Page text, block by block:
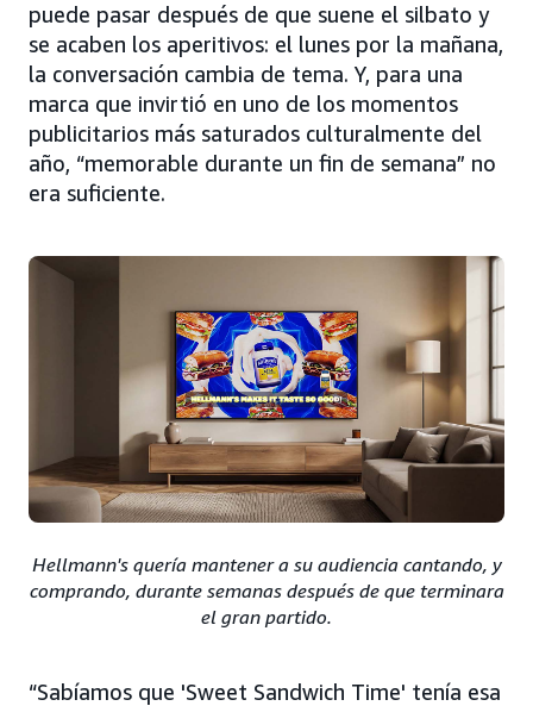
puede pasar después de que suene el silbato y
se acaben los aperitivos: el lunes por la mañana,
la conversación cambia de tema. Y, para una
marca que invirtió en uno de los momentos
publicitarios más saturados culturalmente del
año, “memorable durante un fin de semana” no
era suficiente.
Hellmann's quería mantener a su audiencia cantando, y
comprando, durante semanas después de que terminara
el gran partido.
“Sabíamos que 'Sweet Sandwich Time' tenía esa